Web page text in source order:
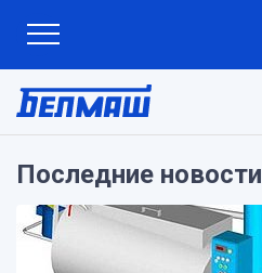
Последние новости